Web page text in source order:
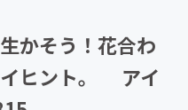
かそう！花合わ
イヒント。 アイ